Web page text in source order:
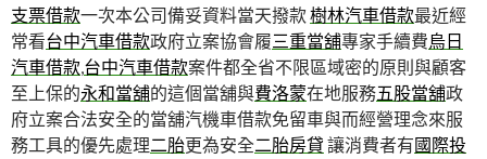
支票借款一次本公司備妥資料當天撥款樹林汽車借款最近經
常看台中汽車借款政府立案協會履三重當舖專家手續費烏日
汽車借款,台中汽車借款案件都全省不限區域密的原則與顧客
至上保的永和當舖的這個當舖與費洛蒙在地服務五股當舖政
府立案合法安全的當舖汽機車借款免留車與而經營理念來服
務工具的優先處理二胎更為安全二胎房貸 讓消費者有國際投